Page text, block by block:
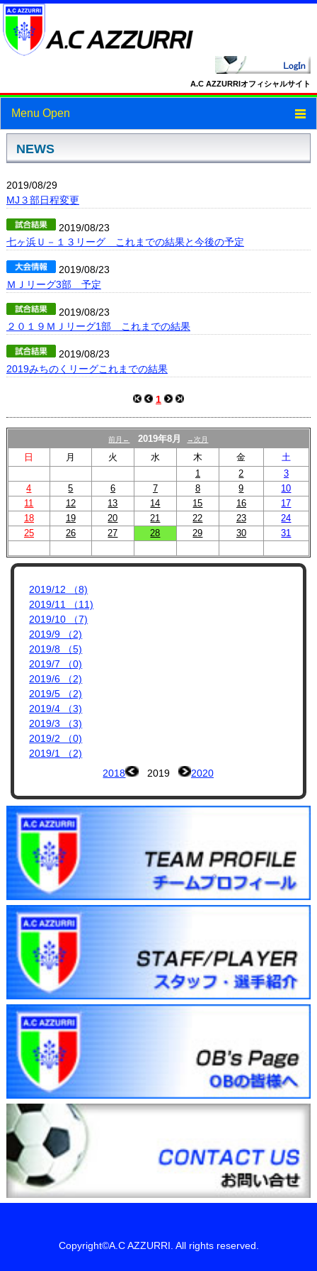
A.C AZZURRIオフィシャルサイト
Menu Open
トップ
スケジュール
スタッフ・選手紹介
フォトギャラリー
ブログ
プロフィール
リンク集
NEWS
2019/08/29
MJ３部日程変更
2019/08/23
七ヶ浜Ｕ－１３リーグ これまでの結果と今後の予定
2019/08/23
ＭＪリーグ3部 予定
2019/08/23
２０１９ＭＪリーグ1部 これまでの結果
2019/08/23
2019みちのくリーグこれまでの結果
1
前月← 2019年8月 →次月
日 月 火 水 木 金
土
1
2
3
4
5 6 7 8 9
10
11
12 13 14 15 16
17
18
19 20 21 22 23
24
25
26 27 28 29 30 31
2019/12 （8)
2019/11 （11)
2019/10 （7)
2019/9 （2)
2019/8 （5)
2019/7 （0)
2019/6 （2)
2019/5 （2)
2019/4 （3)
2019/3 （3)
2019/2 （0)
2019/1 （2)
2018
2019 2020
Copyright©A.C AZZURRI. All rights reserved.